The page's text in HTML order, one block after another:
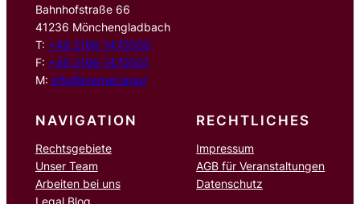
Bahnhofstraße 66
41236 Mönchengladbach
T: +49 2166 1470500
F: +49 2166 1470501
M: info@kremer.legal
NAVIGATION
Rechtsgebiete
Unser Team
Arbeiten bei uns
Legal Blog
RECHTLICHES
Impressum
AGB für Veranstaltungen
Datenschutz